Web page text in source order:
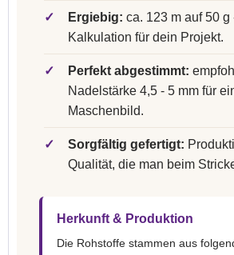
✓ Ergiebig: ca. 123 m auf 50
Kalkulation für dein Projekt.
✓ Perfekt abgestimmt:
Nadelstärke 4,5 - 5 mm für
Maschenbild.
✓ Sorgfältig gefertigt:
Qualität, die man beim
Herkunft & Produktion
Die Rohstoffe stammen aus